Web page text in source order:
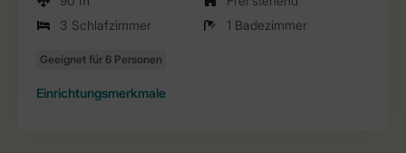
3 Schlafzimmer
1 Badezimmer
Einrichtungsmerkmale